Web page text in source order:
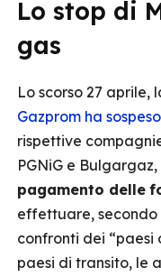
Lo stop di
gas
Lo scorso 27 aprile,
Gazprom ha
rispettive
PGNiG e
pagamento delle
effettuare, secondo
confronti dei “paesi
paesi di transito, le